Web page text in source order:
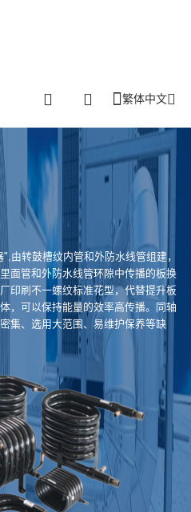
繁体中文
由转鼓槽纹内管和外防水线管组建，
面管和外防水线管环隙中传播的板换
印刷不一螺纹标准花型，代替提升板
，可以保持能量的效率高传播。同轴
集、选用大范围、易维护保养等缺